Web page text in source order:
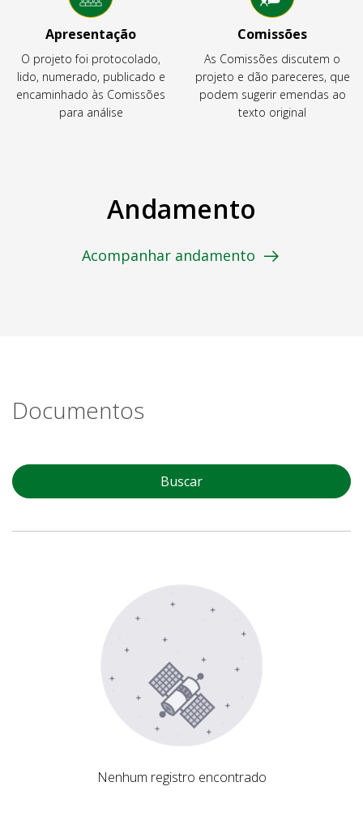
Apresentação
O projeto foi protocolado,
lido, numerado, publicado e
encaminhado às Comissões
para análise
Comissões
As Comissões discutem o
projeto e dão pareceres, que
podem sugerir emendas ao
texto original
Andamento
Acompanhar andamento
Documentos
Buscar
Nenhum registro encontrado
Nenhum registro encontrado